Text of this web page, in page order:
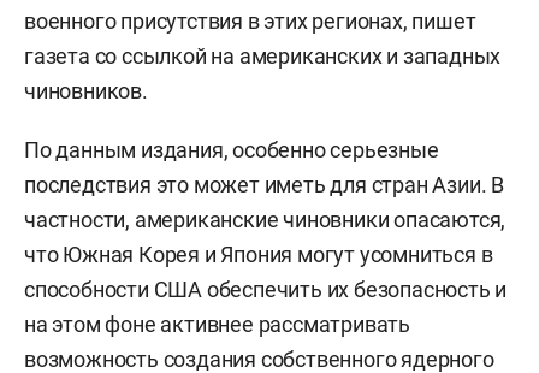
военного присутствия в этих регионах, пишет
газета со ссылкой на американских и западных
чиновников.
По данным издания, особенно серьезные
последствия это может иметь для стран Азии. В
частности, американские чиновники опасаются,
что Южная Корея и Япония могут усомниться в
способности США обеспечить их безопасность и
на этом фоне активнее рассматривать
возможность создания собственного ядерного